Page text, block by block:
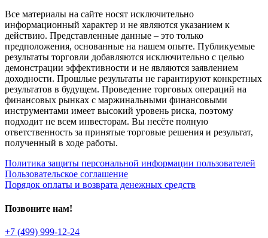
Все материалы на сайте носят исключительно
информационный характер и не являются указанием к
действию. Представленные данные – это только
предположения, основанные на нашем опыте. Публикуемые
результаты торговли добавляются исключительно с целью
демонстрации эффективности и не являются заявлением
доходности. Прошлые результаты не гарантируют конкретных
результатов в будущем. Проведение торговых операций на
финансовых рынках с маржинальными финансовыми
инструментами имеет высокий уровень риска, поэтому
подходит не всем инвесторам. Вы несёте полную
ответственность за принятые торговые решения и результат,
полученный в ходе работы.
Политика защиты персональной информации пользователей
Пользовательское соглашение
Порядок оплаты и возврата денежных средств
Позвоните нам!
+7 (499) 999-12-24